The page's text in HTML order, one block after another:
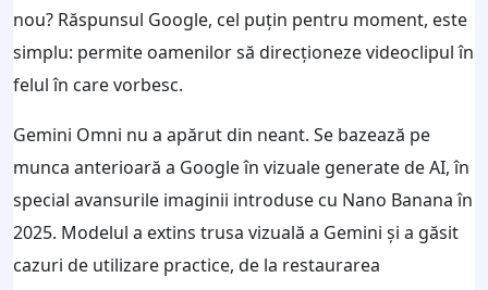
nou? Răspunsul Google, cel puțin pentru moment, este
simplu: permite oamenilor să direcționeze videoclipul în
felul în care vorbesc.
Gemini Omni nu a apărut din neant. Se bazează pe
munca anterioară a Google în vizuale generate de AI, în
special avansurile imaginii introduse cu Nano Banana în
2025. Modelul a extins trusa vizuală a Gemini și a găsit
cazuri de utilizare practice, de la restaurarea